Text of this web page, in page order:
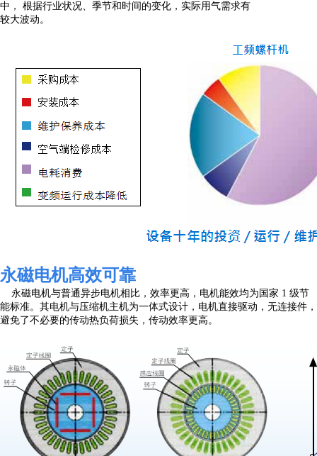
中， 根据行业状况、季节和时间的变化，实际用气需求有
较大波动。
永磁电机高效可靠
永磁电机与普通异步电机相比，效率更高，电机能效均为国家 1 级节
能标准。其电机与压缩机主机为一体式设计，电机直接驱动，无连接件，
避免了不必要的传动热负荷损失，传动效率更高。